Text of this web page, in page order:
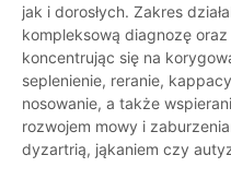
jak i dorosłych. Zakres
kompleksową diagnozę
koncentrując się na
seplenienie, reranie,
nosowanie, a także
rozwojem mowy i
dyzartrią, jąkaniem czy